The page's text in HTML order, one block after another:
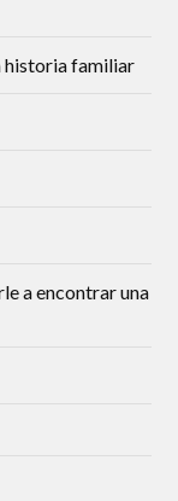
historia familiar
a encontrar una